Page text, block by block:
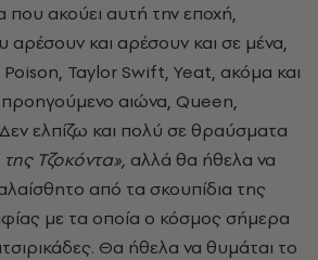
που ακούει αυτή την εποχή,
αρέσουν και αρέσουν και σε μένα,
Poison, Taylor Swift, Yeat, ακόμα και
αιώνα, Queen,
ελπίζω και πολύ σε θραύσματα
Τζοκόντα», αλλά θα ήθελα να
από τα σκουπίδια της
με τα οποία ο κόσμος σήμερα
Θα ήθελα να θυμάται το